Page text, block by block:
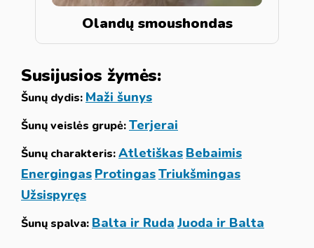
Olandų smoushondas
Susijusios žymės:
Šunų dydis: Maži šunys
Šunų veislės grupė:Terjerai
Šunų charakteris:Atletiškas Bebaimis
Energingas ProtingasTriukšmingas
Užsispyręs
Šunų spalva: Balta ir Ruda Juoda ir Balta